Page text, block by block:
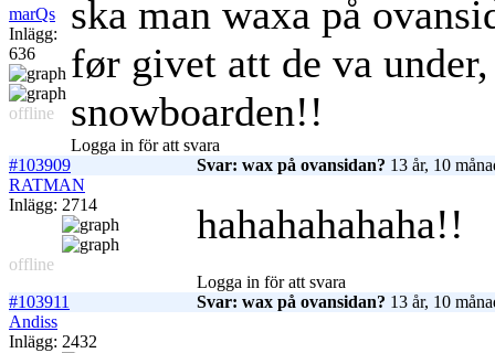
marQs
Inlägg:
636
offline
ska man waxa på
før givet att de va
snowboarden!!
Logga in för att svara
#103909
Svar: wax på ovansidan? 13 år, 10
RATMAN
Inlägg: 2714
offline
hahahahahaha!!
Logga in för att svara
#103911
Svar: wax på ovansidan? 13 år, 10
Andiss
Inlägg: 2432